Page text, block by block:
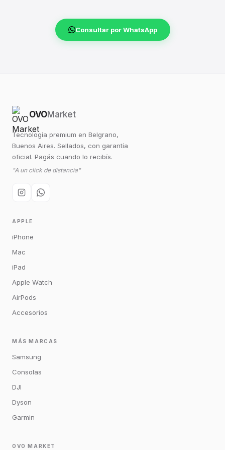
Consultar por WhatsApp
OVOMarket
Tecnología premium en Belgrano,
Buenos Aires. Sellados, con garantía
oficial. Pagás cuando lo recibís.
"A un click de distancia"
APPLE
iPhone
Mac
iPad
Apple Watch
AirPods
Accesorios
MÁS MARCAS
Samsung
Consolas
DJI
Dyson
Garmin
OVO MARKET